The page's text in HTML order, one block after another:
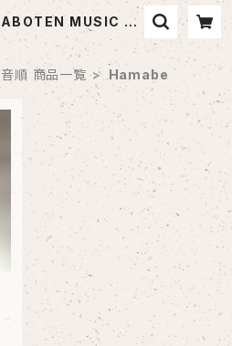
MUSIC (セ
CDショップ)
順 商品一覧 Hamabe